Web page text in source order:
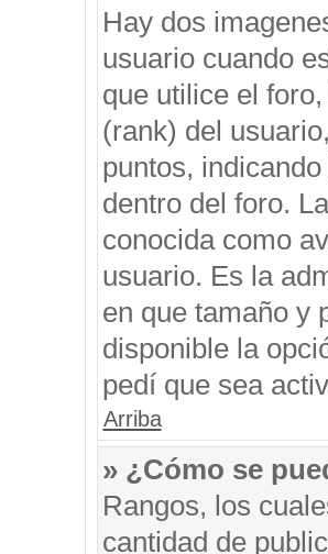
Hay dos
usuario cuando
que utilice el
(rank) del
puntos,
dentro del foro.
conocida como
usuario. Es la
en que tamaño y
disponible la
pedí que sea
Arriba
» ¿Cómo se
Rangos, los
cantidad de